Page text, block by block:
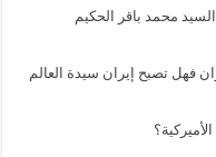
محمد باقر الحكيم
فهل تصبح إيران سيدة العالم